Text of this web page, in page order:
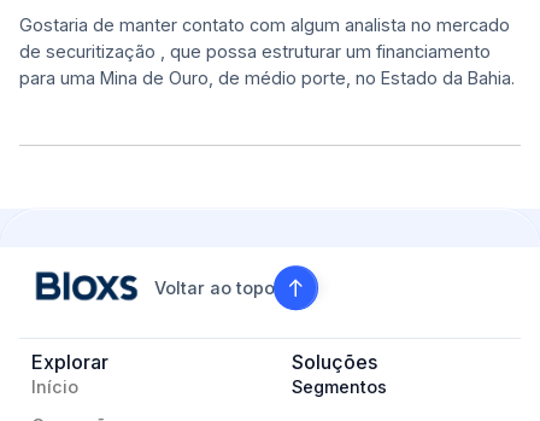
Gostaria de manter contato com algum analista no mercado
de securitização , que possa estruturar um financiamento
para uma Mina de Ouro, de médio porte, no Estado da Bahia.
Voltar ao topo
Explorar
Início
Soluções
Segmentos